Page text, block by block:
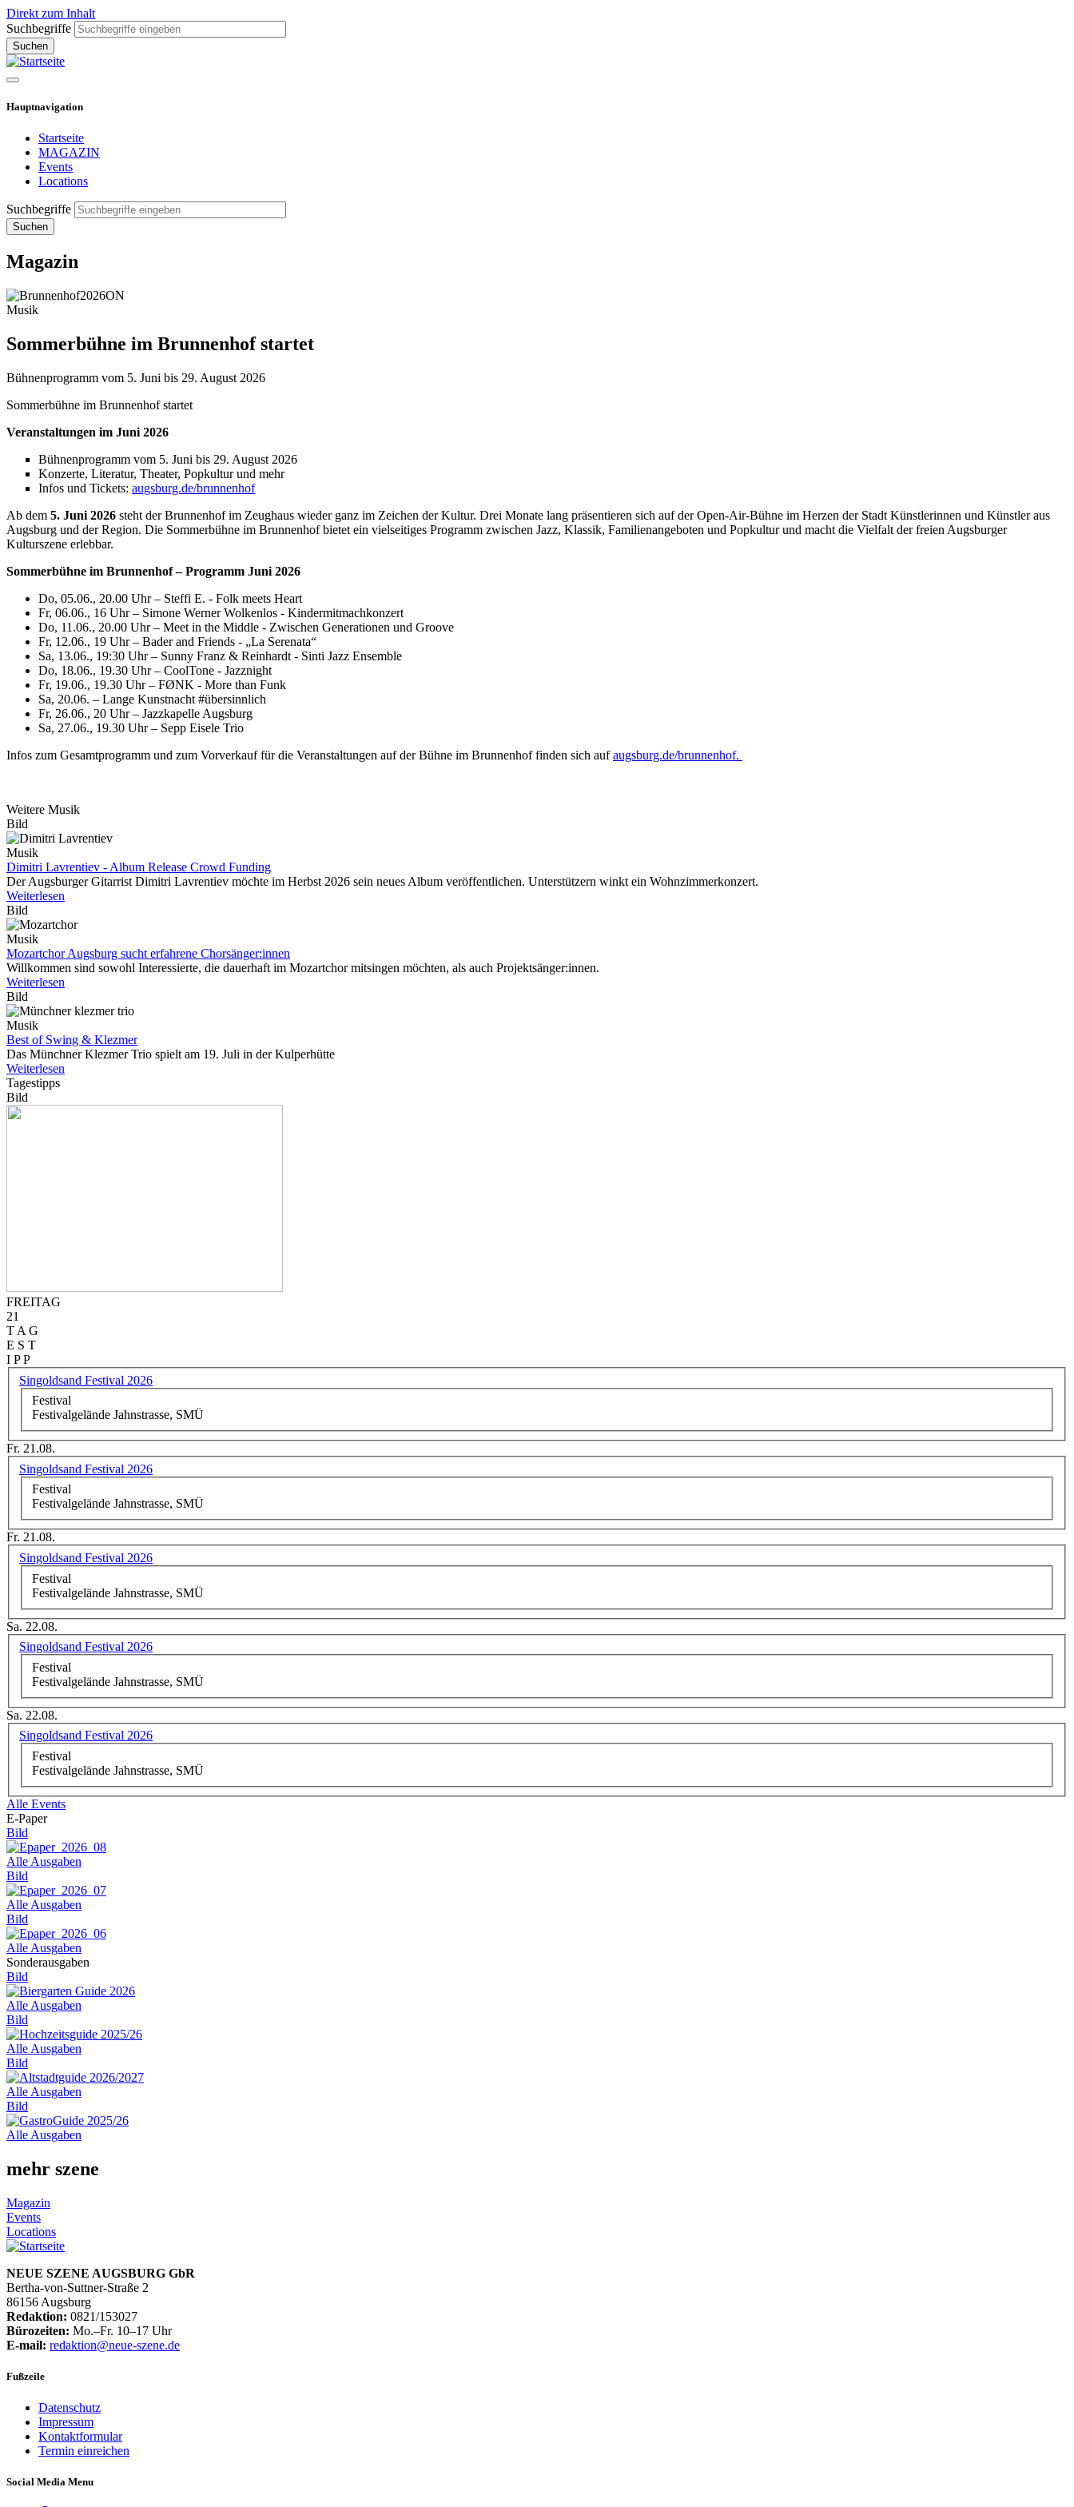
Direkt zum Inhalt
Suchbegriffe
Hauptnavigation
Startseite
MAGAZIN
Events
Locations
Suchbegriffe
Magazin
Musik
Sommerbühne im Brunnenhof startet
Bühnenprogramm vom 5. Juni bis 29. August 2026
Sommerbühne im Brunnenhof startet
Veranstaltungen im Juni 2026
Bühnenprogramm vom 5. Juni bis 29. August 2026
Konzerte, Literatur, Theater, Popkultur und mehr
Infos und Tickets: augsburg.de/brunnenhof
Ab dem 5. Juni 2026 steht der Brunnenhof im Zeughaus wieder ganz im Zeichen der Kultur. Drei Monate lang präsentieren sich auf der Open‑Air‑Bühne im Herzen der Stadt Künstlerinnen und Künstler aus
Augsburg und der Region. Die Sommerbühne im Brunnenhof bietet ein vielseitiges Programm zwischen Jazz, Klassik, Familienangeboten und Popkultur und macht die Vielfalt der freien Augsburger
Kulturszene erlebbar.
Sommerbühne im Brunnenhof – Programm Juni 2026
Do, 05.06., 20.00 Uhr – Steffi E. - Folk meets Heart
Fr, 06.06., 16 Uhr – Simone Werner Wolkenlos - Kindermitmachkonzert
Do, 11.06., 20.00 Uhr – Meet in the Middle - Zwischen Generationen und Groove
Fr, 12.06., 19 Uhr – Bader and Friends - „La Serenata“
Sa, 13.06., 19:30 Uhr – Sunny Franz & Reinhardt - Sinti Jazz Ensemble
Do, 18.06., 19.30 Uhr – CoolTone - Jazznight
Fr, 19.06., 19.30 Uhr – FØNK - More than Funk
Sa, 20.06. – Lange Kunstnacht #übersinnlich
Fr, 26.06., 20 Uhr – Jazzkapelle Augsburg
Sa, 27.06., 19.30 Uhr – Sepp Eisele Trio
Infos zum Gesamtprogramm und zum Vorverkauf für die Veranstaltungen auf der Bühne im Brunnenhof finden sich aufaugsburg.de/brunnenhof.
Weitere Musik
Bild
Musik
Dimitri Lavrentiev - Album Release Crowd Funding
Der Augsburger Gitarrist Dimitri Lavrentiev möchte im Herbst 2026 sein neues Album veröffentlichen. Unterstützern winkt ein Wohnzimmerkonzert.
Weiterlesen
Bild
Musik
Mozartchor Augsburg sucht erfahrene Chorsänger:innen
Willkommen sind sowohl Interessierte, die dauerhaft im Mozartchor mitsingen möchten, als auch Projektsänger:innen.
Weiterlesen
Bild
Musik
Best of Swing & Klezmer
Das Münchner Klezmer Trio spielt am 19. Juli in der Kulperhütte
Weiterlesen
Tagestipps
Bild
FREITAG
21
T A G
E S T
I P P
Singoldsand Festival 2026
Festival
Festivalgelände Jahnstrasse, SMÜ
Fr. 21.08.
Singoldsand Festival 2026
Festival
Festivalgelände Jahnstrasse, SMÜ
Fr. 21.08.
Singoldsand Festival 2026
Festival
Festivalgelände Jahnstrasse, SMÜ
Sa. 22.08.
Singoldsand Festival 2026
Festival
Festivalgelände Jahnstrasse, SMÜ
Sa. 22.08.
Singoldsand Festival 2026
Festival
Festivalgelände Jahnstrasse, SMÜ
Alle Events
E-Paper
Bild
Alle Ausgaben
Bild
Alle Ausgaben
Bild
Alle Ausgaben
Sonderausgaben
Bild
Alle Ausgaben
Bild
Alle Ausgaben
Bild
Alle Ausgaben
Bild
Alle Ausgaben
mehr szene
Magazin
Events
Locations
NEUE SZENE AUGSBURG GbR
Bertha-von-Suttner-Straße 2
86156 Augsburg
Redaktion: 0821/153027
Bürozeiten: Mo.–Fr. 10–17 Uhr
E-mail: redaktion@neue-szene.de
Fußzeile
Datenschutz
Impressum
Kontaktformular
Termin einreichen
Social Media Menu